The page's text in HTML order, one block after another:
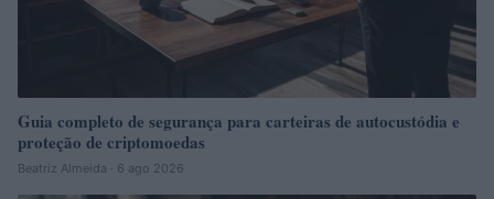
Guia completo de segurança para carteiras de autocustódia e
proteção de criptomoedas
Beatriz Almeida · 6 ago 2026